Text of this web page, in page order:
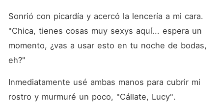
amante.
Sonrió con picardía y acercó la lencería a mi cara.
"Chica, tienes cosas muy sexys aquí... espera un
momento, ¿vas a usar esto en tu noche de bodas,
eh?"
Inmediatamente usé ambas manos para cubrir mi
rostro y murmuré un poco, "Cállate, Lucy".